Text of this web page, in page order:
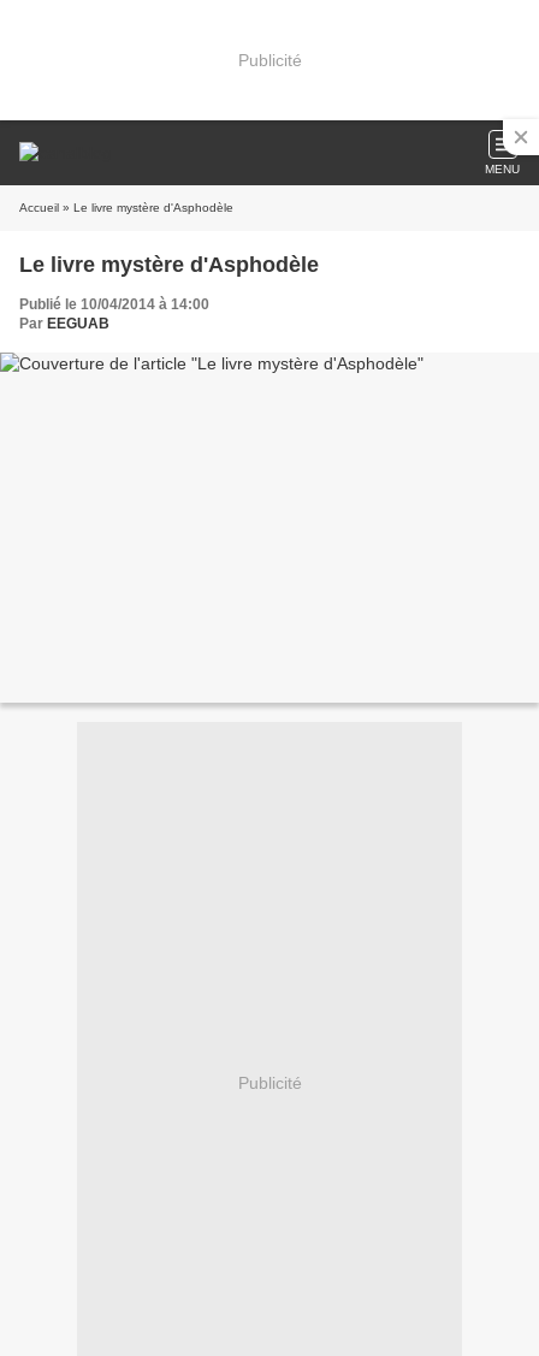
Publicité
MENU
Accueil » Le livre mystère d'Asphodèle
Le livre mystère d'Asphodèle
Publié le 10/04/2014 à 14:00
Par EEGUAB
Publicité